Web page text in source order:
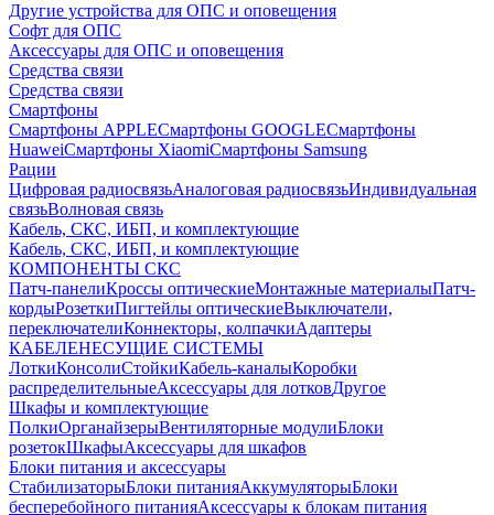
Другие устройства для ОПС и оповещения
Софт для ОПС
Аксессуары для ОПС и оповещения
Средства связи
Средства связи
Смартфоны
Смартфоны APPLEСмартфоны GOOGLEСмартфоны
HuaweiСмартфоны XiaomiСмартфоны Samsung
Рации
Цифровая радиосвязьАналоговая радиосвязьИндивидуальная
связьВолновая связь
Кабель, СКС, ИБП, и комплектующие
Кабель, СКС, ИБП, и комплектующие
КОМПОНЕНТЫ СКС
Патч-панелиКроссы оптическиеМонтажные материалыПатч-
кордыРозеткиПигтейлы оптическиеВыключатели,
переключателиКоннекторы, колпачкиАдаптеры
КАБЕЛЕНЕСУЩИЕ СИСТЕМЫ
ЛоткиКонсолиСтойкиКабель-каналыКоробки
распределительныеАксессуары для лотковДругое
Шкафы и комплектующие
ПолкиОрганайзерыВентиляторные модулиБлоки
розетокШкафыАксессуары для шкафов
Блоки питания и аксессуары
СтабилизаторыБлоки питанияАккумуляторыБлоки
бесперебойного питанияАксессуары к блокам питания